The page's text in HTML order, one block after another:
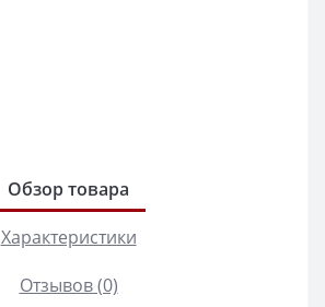
Обзор товара
Характеристики
Отзывов (0)